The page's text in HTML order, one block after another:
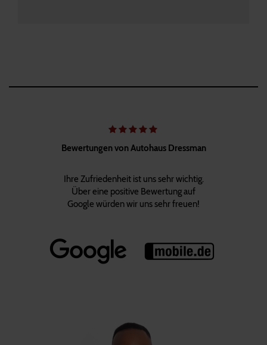
Bewertungen von Autohaus Dressman
Ihre Zufriedenheit ist uns sehr wichtig.
Über eine positive Bewertung auf
Google würden wir uns sehr freuen!